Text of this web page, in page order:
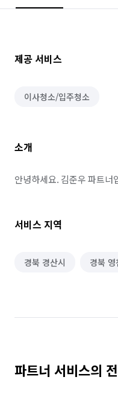
제공 서비스
이사청소/입주청소
소개
안녕하세요. 김준우 파트너
서비스 지역
경북 경산시 경북 영
파트너 서비스의